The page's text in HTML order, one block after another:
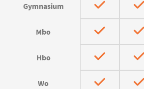
Gymnasium
Mbo
Hbo
Wo